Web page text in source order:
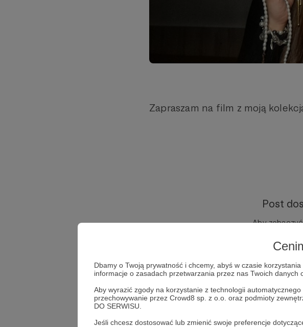
Dbamy o Twoją prywatność i chcemy, abyś w czasie
informacje o zasadach przetwarzania przez nas Twoich danych
Aby wyrazić zgody na korzystanie z technologii
przechowywanie przez Crowd8 sp. z o.o. oraz podmioty
DO SERWISU.
Jeśli chcesz dostosować lub zmienić swoje preferencje
Zapraszam na film z moją
Post
Aby